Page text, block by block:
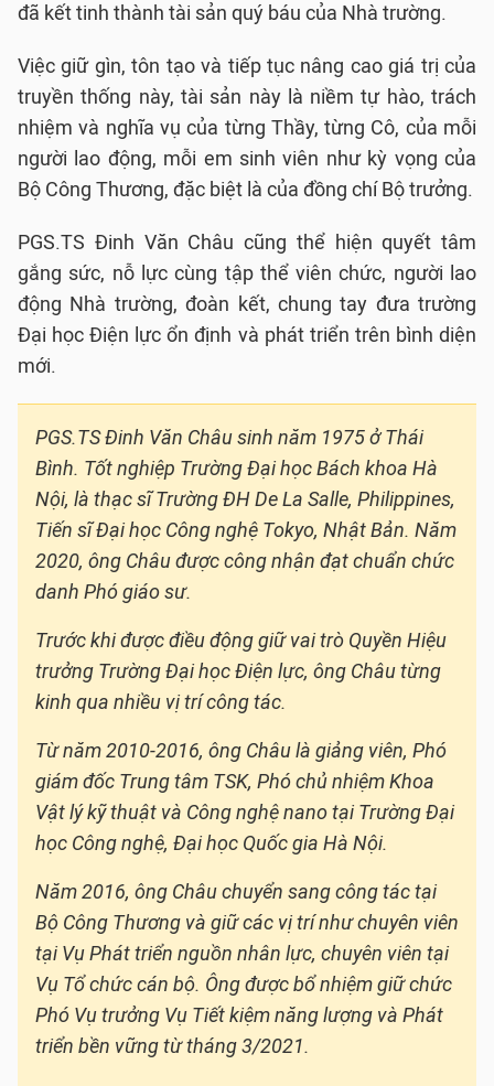
đã kết tinh thành tài sản quý báu của Nhà trường.
Việc giữ gìn, tôn tạo và tiếp tục nâng cao giá trị của
truyền thống này, tài sản này là niềm tự hào, trách
nhiệm và nghĩa vụ của từng Thầy, từng Cô, của mỗi
người lao động, mỗi em sinh viên như kỳ vọng của
Bộ Công Thương, đặc biệt là của đồng chí Bộ trưởng.
PGS.TS Đinh Văn Châu cũng thể hiện quyết tâm
gắng sức, nỗ lực cùng tập thể viên chức, người lao
động Nhà trường, đoàn kết, chung tay đưa trường
Đại học Điện lực ổn định và phát triển trên bình diện
mới.
PGS.TS Đinh Văn Châu sinh năm 1975 ở Thái
Bình. Tốt nghiệp Trường Đại học Bách khoa Hà
Nội, là thạc sĩ Trường ĐH De La Salle, Philippines,
Tiến sĩ Đại học Công nghệ Tokyo, Nhật Bản. Năm
2020, ông Châu được công nhận đạt chuẩn chức
danh Phó giáo sư.
Trước khi được điều động giữ vai trò Quyền Hiệu
trưởng Trường Đại học Điện lực, ông Châu từng
kinh qua nhiều vị trí công tác.
Từ năm 2010-2016, ông Châu là giảng viên, Phó
giám đốc Trung tâm TSK, Phó chủ nhiệm Khoa
Vật lý kỹ thuật và Công nghệ nano tại Trường Đại
học Công nghệ, Đại học Quốc gia Hà Nội.
Năm 2016, ông Châu chuyển sang công tác tại
Bộ Công Thương và giữ các vị trí như chuyên viên
tại Vụ Phát triển nguồn nhân lực, chuyên viên tại
Vụ Tổ chức cán bộ. Ông được bổ nhiệm giữ chức
Phó Vụ trưởng Vụ Tiết kiệm năng lượng và Phát
triển bền vững từ tháng 3/2021.